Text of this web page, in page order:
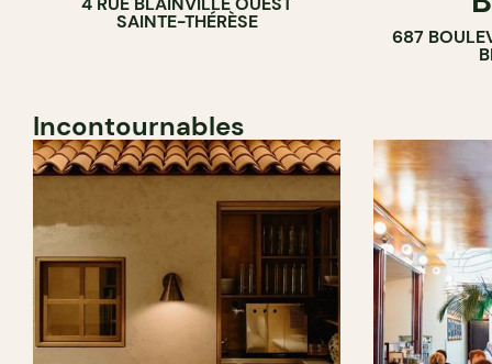
SAINTE-THÉRÈSE
687
Incontournables